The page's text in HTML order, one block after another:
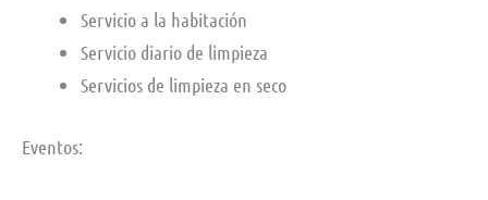
Servicio a la habitación
Servicio diario de limpieza
Servicios de limpieza en seco
Eventos: